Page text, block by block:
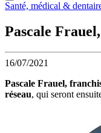
Santé, médical &
Pascale
16/07/2021
Pascale Frauel,
réseau, qui seront